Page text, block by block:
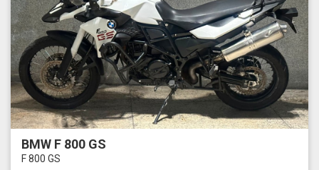
BMW F 800 GS
F 800 GS